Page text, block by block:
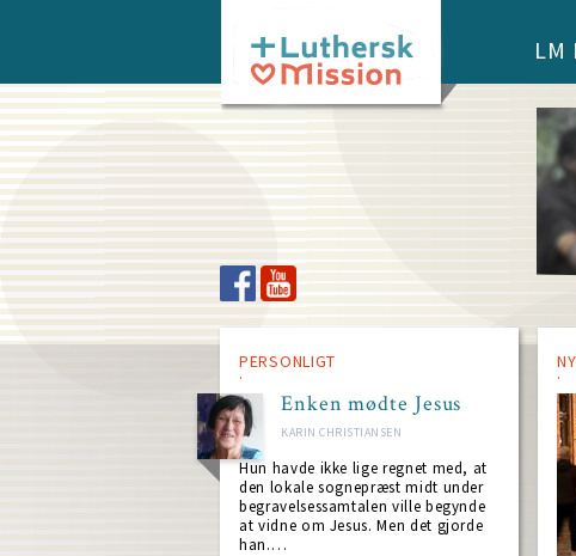
1)
LM
PERSONLIGT
Enken mødte Jesus
KARIN CHRISTIANSEN
Hun havde ikke lige regnet med, at
den lokale sognepræst midt under
begravelsessamtalen ville begynde
at vidne om Jesus. Men det gjorde
han.…